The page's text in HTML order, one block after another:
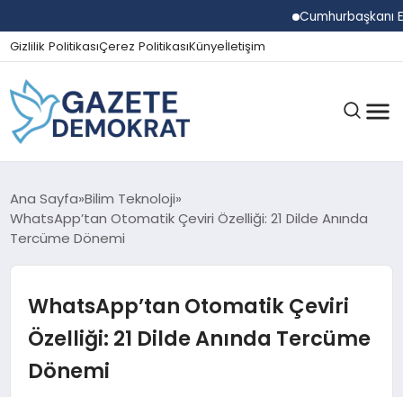
Cumhurbaşkanı
Gizlilik PolitikasıÇerez PolitikasıKünyeİletişim
GÜNDEM
EKONOMI
SPOR
Ana Sayfa Bilim Teknoloji
WhatsApp’tan Otomatik Çeviri Özelliği: 21 Dilde Anında
Tercüme Dönemi
WhatsApp’tan Otomatik Çeviri
Özelliği: 21 Dilde Anında Tercüme
Dönemi